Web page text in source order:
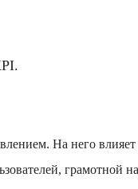
На него
грамотной